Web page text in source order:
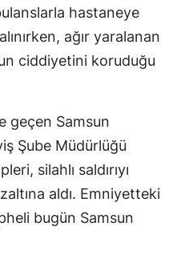
hastaneye
ağır yaralanan
ciddiyetini koruduğu
geçen Samsun
Şube Müdürlüğü
silahlı saldırıyı
aldı. Emniyetteki
bugün Samsun